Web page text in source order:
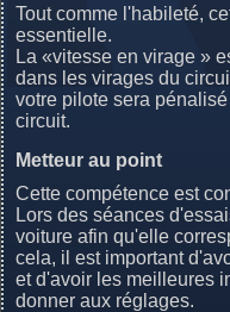
Tout comme l'habileté,
essentielle.
La «vitesse en virage »
dans les virages du
votre pilote sera
circuit.
Metteur au point
Cette compétence est
Lors des séances
voiture afin qu'elle
cela, il est important
et d'avoir les meilleures
donner aux réglages.